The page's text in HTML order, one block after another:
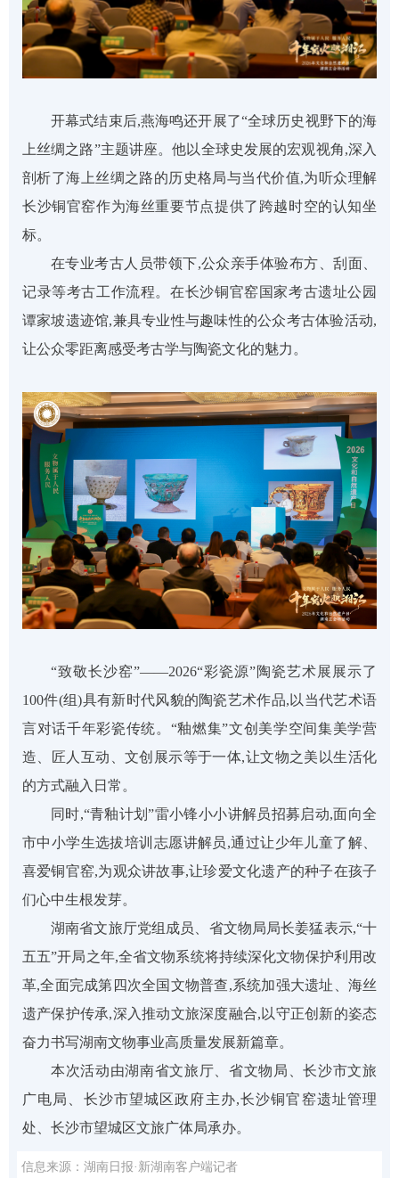
开幕式结束后,燕海鸣还开展了“全球历史视野下的海
上丝绸之路”主题讲座。他以全球史发展的宏观视角,深入
剖析了海上丝绸之路的历史格局与当代价值,为听众理解
长沙铜官窑作为海丝重要节点提供了跨越时空的认知坐
标。
在专业考古人员带领下,公众亲手体验布方、刮面、
记录等考古工作流程。在长沙铜官窑国家考古遗址公园
谭家坡遗迹馆,兼具专业性与趣味性的公众考古体验活动,
让公众零距离感受考古学与陶瓷文化的魅力。
“致敬长沙窑”——2026“彩瓷源”陶瓷艺术展 展示了
100件(组)具有新时代风貌的陶瓷艺术作品,以当代艺术语
言对话千年彩瓷传统。 “釉燃集”文创美学空间集美学营
造、
匠人互动、文创展示等于一体,让文物之美以生活化
的方式融入日常 。
同时,“青釉计划”雷小锋小小讲解员招募启动,面向全
市中小学生选拔培训志愿讲解员,通过让少年儿童了解、
喜爱铜官窑,为观众讲故事,让珍爱文化遗产的种子在孩子
们心中生根发芽。
湖南省文旅厅党组成员、省文物局局长姜猛表示,“十
五五”开局之年,全省文物系统将持续深化文物保护利用改
革,全面完成第四次全国文物普查,系统加强大遗址、海丝
遗产保护传承,深入推动文旅深度融合,以守正创新的姿态
奋力书写湖南文物事业高质量发展新篇章。
本次活动由湖南省文旅厅 、省文物局 、长沙市文旅
广电局
长沙市望城区政府主办,长沙铜官窑遗址管理
处
长沙市望城区文旅广体局承办。
信息来源：湖南日报·新湖南客户端记者